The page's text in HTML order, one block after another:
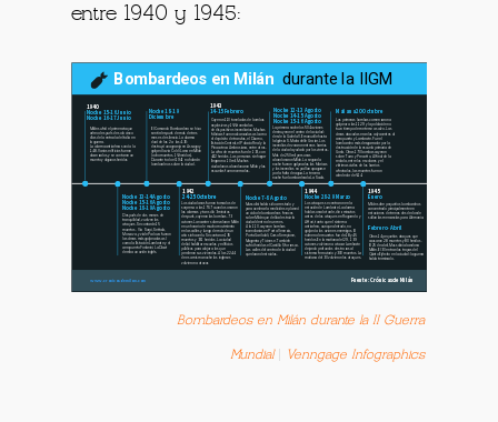
entre 1940 y 1945:
Bombardeos en Milán durante la II Guerra
Mundial Venngage Infographics